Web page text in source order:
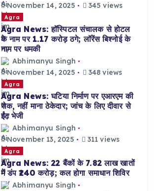
November 14, 2025
345 views
Agra
Agra News: हॉस्पिटल संचालक से होटल
के नाम पर 1.17 करोड़ ठगे; लॉरेंस बिश्नोई के
नाम पर धमकी
Abhimanyu Singh
November 14, 2025
348 views
Agra
Agra News: घटिया निर्माण पर एआरएम की
रोक, नहीं माना ठेकेदार; जांच के लिए दीवार से
ईंट भेजी
Abhimanyu Singh
November 13, 2025
311 views
Agra
Agra News: 22 बैंकों के 7.82 लाख खातों
में डंप ₹240 करोड़; कल होगा समाधान शिविर
Abhimanyu Singh